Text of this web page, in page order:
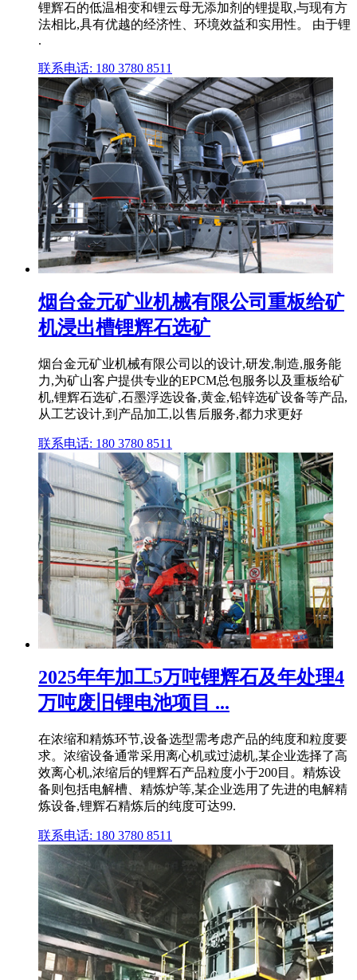
锂辉石的低温相变和锂云母无添加剂的锂提取,与现有方
法相比,具有优越的经济性、环境效益和实用性。 由于锂
.
联系电话: 180 3780 8511
烟台金元矿业机械有限公司重板给矿
机浸出槽锂辉石选矿
烟台金元矿业机械有限公司以的设计,研发,制造,服务能
力,为矿山客户提供专业的EPCM总包服务以及重板给矿
机,锂辉石选矿,石墨浮选设备,黄金,铅锌选矿设备等产品,
从工艺设计,到产品加工,以售后服务,都力求更好
联系电话: 180 3780 8511
2025年年加工5万吨锂辉石及年处理4
万吨废旧锂电池项目 ...
在浓缩和精炼环节,设备选型需考虑产品的纯度和粒度要
求。浓缩设备通常采用离心机或过滤机,某企业选择了高
效离心机,浓缩后的锂辉石产品粒度小于200目。精炼设
备则包括电解槽、精炼炉等,某企业选用了先进的电解精
炼设备,锂辉石精炼后的纯度可达99.
联系电话: 180 3780 8511